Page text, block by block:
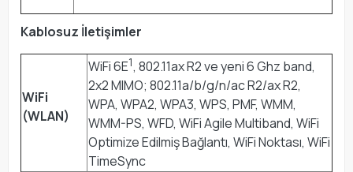
Kablosuz İletişimler
WiFi
(WLAN)
WiFi 6E1, 802.11ax R2 ve yeni 6 Ghz band,
2x2 MIMO; 802.11a/b/g/n/ac R2/ax R2,
WPA, WPA2, WPA3, WPS, PMF, WMM,
WMM-PS, WFD, WiFi Agile Multiband, WiFi
Optimize Edilmiş Bağlantı, WiFi Noktası, WiFi
TimeSync